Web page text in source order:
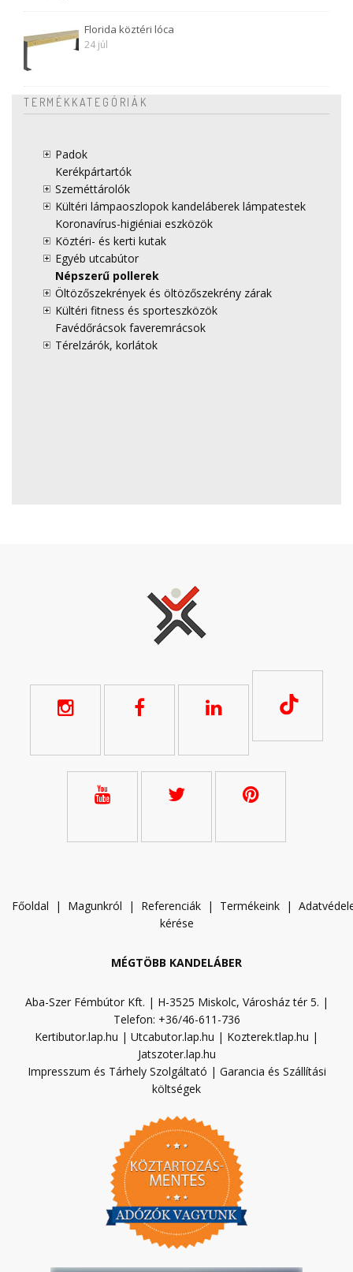
Florida köztéri lóca
24 júl
TERMÉKKATEGÓRIÁK
Padok
Kerékpártartók
Szeméttárolók
Kültéri lámpaoszlopok kandeláberek lámpatestek
Koronavírus-higiéniai eszközök
Köztéri- és kerti kutak
Egyéb utcabútor
Népszerű pollerek
Öltözőszekrények és öltözőszekrény zárak
Kültéri fitness és sporteszközök
Favédőrácsok faveremrácsok
Térelzárók, korlátok
Főoldal | Magunkról | Referenciák | Termékeink | A
kérése
MÉGTÖBB KANDELÁBER
Aba-Szer Fémbútor Kft. | H-3525 Miskolc, Városház tér 5. |
Telefon: +36/46-611-736
Kertibutor.lap.hu | Utcabutor.lap.hu | Kozterek.tlap.hu |
Jatszoter.lap.hu
Impresszum és Tárhely Szolgáltató | Garancia és Szállítási
költségek